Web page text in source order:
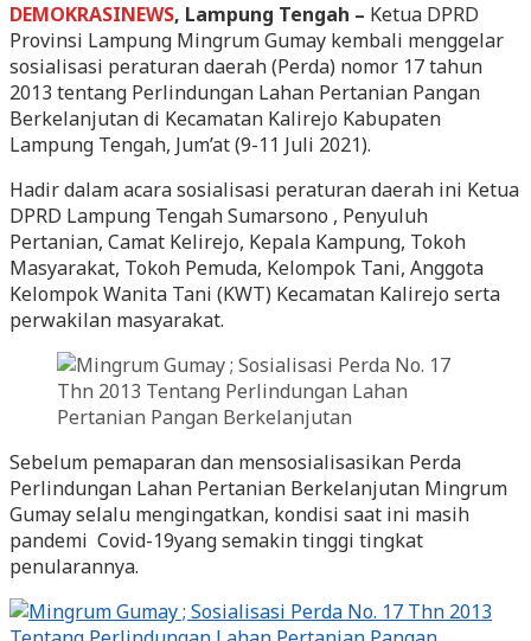
DEMOKRASINEWS, Lampung Tengah – Ketua DPRD
Provinsi Lampung Mingrum Gumay kembali menggelar
sosialisasi peraturan daerah (Perda) nomor 17 tahun
2013 tentang Perlindungan Lahan Pertanian Pangan
Berkelanjutan di Kecamatan Kalirejo Kabupaten
Lampung Tengah, Jum’at (9-11 Juli 2021).
Hadir dalam acara sosialisasi peraturan daerah ini Ketua
DPRD Lampung Tengah Sumarsono , Penyuluh
Pertanian, Camat Kelirejo, Kepala Kampung, Tokoh
Masyarakat, Tokoh Pemuda, Kelompok Tani, Anggota
Kelompok Wanita Tani (KWT) Kecamatan Kalirejo serta
perwakilan masyarakat.
Sebelum pemaparan dan mensosialisasikan Perda
Perlindungan Lahan Pertanian Berkelanjutan Mingrum
Gumay selalu mengingatkan, kondisi saat ini masih
pandemi Covid-19yang semakin tinggi tingkat
penularannya.